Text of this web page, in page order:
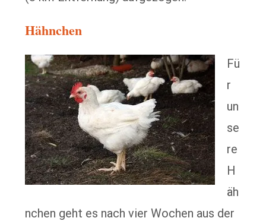
Hähnchen
Fü
r
un
se
re
H
äh
nchen geht es nach vier Wochen aus der